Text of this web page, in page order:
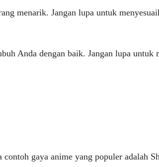
menarik. Jangan lupa untuk
Anda dengan baik. Jangan lupa untuk
gaya anime yang populer adalah